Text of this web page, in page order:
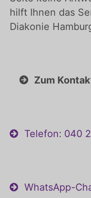
hilft Ihnen das
Diakonie
Zum
Telefon: 040
WhatsApp-